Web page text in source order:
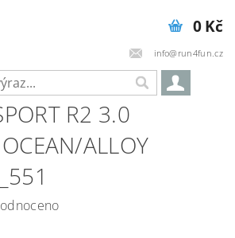
info@run4fun.cz
0 Kč
R2 3.0
ALLOY